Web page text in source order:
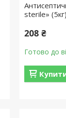
sterile» (5кг)
208 ₴
Готово до